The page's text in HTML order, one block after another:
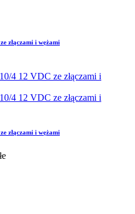
złączami i wężami
złączami i wężami